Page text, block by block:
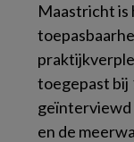
Maastricht is
toegepast bij
geïnterviewd
en de